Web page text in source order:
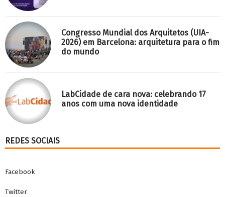
Congresso Mundial dos Arquitetos (UIA-
2026) em Barcelona: arquitetura para o fim
do mundo
LabCidade de cara nova: celebrando 17
anos com uma nova identidade
REDES SOCIAIS
Facebook
Twitter